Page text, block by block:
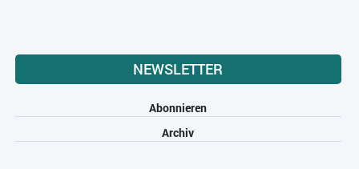
NEWSLETTER
Abonnieren
Archiv